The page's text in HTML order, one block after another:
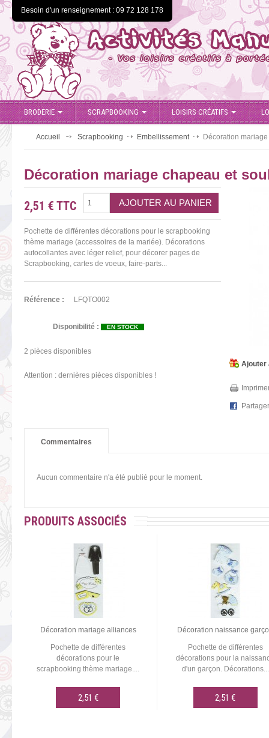
Besoin d'un renseignement : 09 72 128 178
BRODERIE SCRAPBOOKING LOISIRS CRÉATIFS
Accueil Scrapbooking Embellissement Décoration
Décoration mariage chapeau et
2,51 € TTC
Pochette de différentes décorations pour le scrapbooking
thème mariage (accessoires de la mariée). Décorations
autocollantes avec léger relief, pour décorer pages de
Scrapbooking, cartes de voeux, faire-parts...
Référence : LFQTO002
Disponibilité : EN STOCK
2 pièces disponibles
Attention : dernières pièces disponibles !
Ajouter
Commentaires
Aucun commentaire n'a été publié pour le moment.
PRODUITS ASSOCIÉS
Décoration mariage alliances
Pochette de différentes
décorations pour le
scrapbooking thème mariage....
2,51 €
Décoration naissance
Pochette de différentes
décorations pour la
d'un garçon. Décorations...
2,51 €